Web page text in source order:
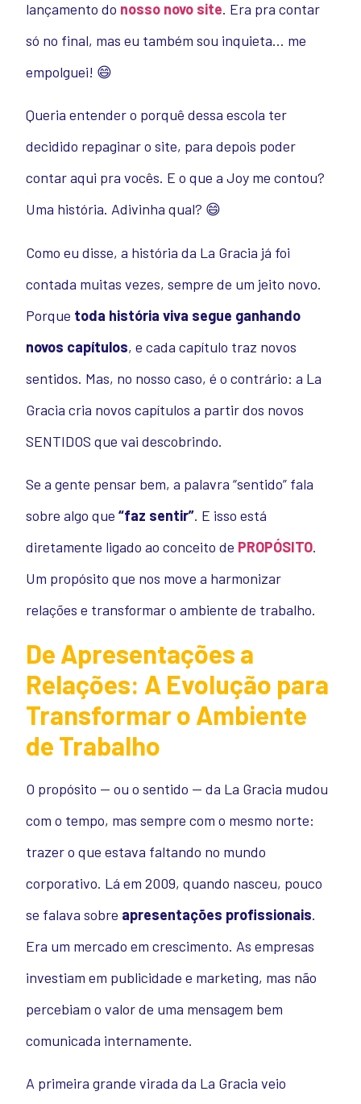
lançamento do nosso novo site. Era pra contar
só no final, mas eu também sou inquieta… me
empolguei! 😄
Queria entender o porquê dessa escola ter
decidido repaginar o site, para depois poder
contar aqui pra vocês. E o que a Joy me contou?
Uma história. Adivinha qual? 😄
Como eu disse, a história da La Gracia já foi
contada muitas vezes, sempre de um jeito novo.
Porque toda história viva segue ganhando
novos capítulos, e cada capítulo traz novos
sentidos. Mas, no nosso caso, é o contrário: a La
Gracia cria novos capítulos a partir dos novos
SENTIDOS que vai descobrindo.
Se a gente pensar bem, a palavra “sentido” fala
sobre algo que “faz sentir”. E isso está
diretamente ligado ao conceito de PROPÓSITO.
Um propósito que nos move a harmonizar
relações e transformar o ambiente de trabalho.
De Apresentações a
Relações: A Evolução para
Transformar o Ambiente
de Trabalho
O propósito — ou o sentido — da La Gracia mudou
com o tempo, mas sempre com o mesmo norte:
trazer o que estava faltando no mundo
corporativo. Lá em 2009, quando nasceu, pouco
se falava sobre apresentações profissionais.
Era um mercado em crescimento. As empresas
investiam em publicidade e marketing, mas não
percebiam o valor de uma mensagem bem
comunicada internamente.
A primeira grande virada da La Gracia veio